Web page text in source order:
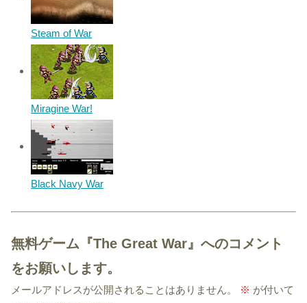
Steam of War
Miragine War!
Black Navy War
無料ゲーム『The Great War』へのコメント
をお願いします。
メールアドレスが公開されることはありません。 ※ が付いて